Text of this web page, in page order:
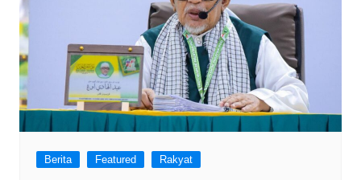
Berita Featured Rakyat